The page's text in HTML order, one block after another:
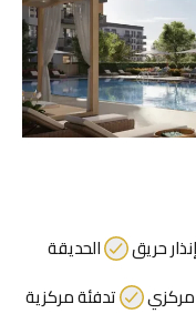
إنذار حريق
الحديقة
مركزي
تدفئة مركزية